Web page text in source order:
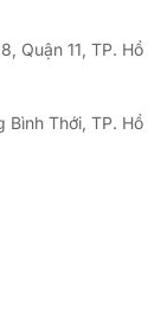
Quận 11, TP. Hồ
Thới, TP. Hồ